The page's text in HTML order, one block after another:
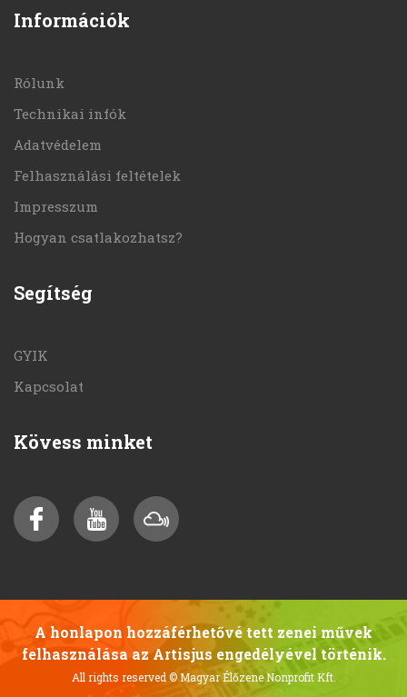
Információk
Rólunk
Technikai infók
Adatvédelem
Felhasználási feltételek
Impresszum
Hogyan csatlakozhatsz?
Segítség
GYIK
Kapcsolat
Kövess minket
A honlapon hozzáférhetővé tett zenei művek
felhasználása az Artisjus engedélyével történik.
All rights reserved© Magyar Élőzene Nonprofit Kft.